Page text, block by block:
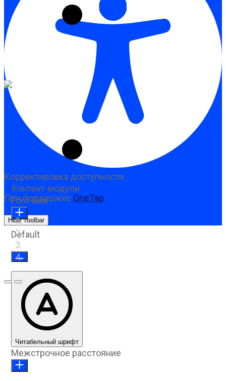
Предыдущий слайд
Следующий слайд
Корректировка доступности
При поддержке OneTap
Hide Toolbar
Контент-модули
Font Size
Default
Читабельный шрифт
Межстрочное расстояние